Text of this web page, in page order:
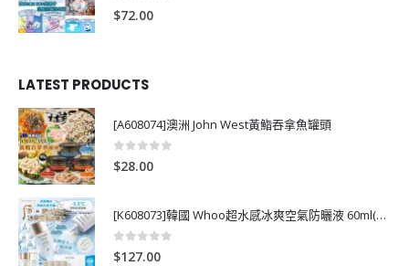
0out of 5
$72.00
LATEST PRODUCTS
[A608074]澳洲 John West黃鮨吞拿魚罐頭
0 out of 5
$28.00
[K608073]韓國 Whoo超水感冰爽空氣防曬液 60ml(送13ml*4支)
0 out of 5
$127.00